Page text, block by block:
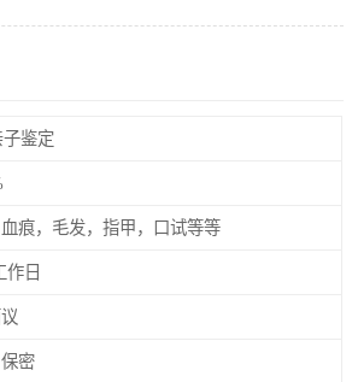
鉴定
痕，毛发，指甲，口试等等
作日
密